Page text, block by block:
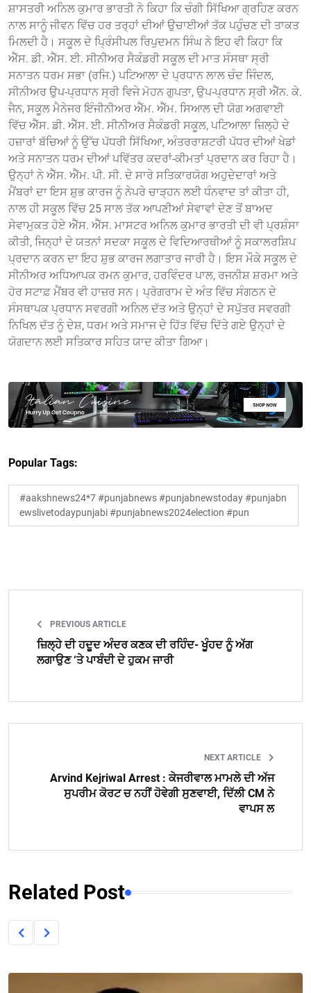
ਸ਼ਾਸਤਰੀ ਅਨਿਲ ਕੁਮਾਰ ਭਾਰਤੀ ਨੇ ਕਿਹਾ ਕਿ ਚੰਗੀ ਸਿੱਖਿਆ ਗ੍ਰਹਿਣ ਕਰਨ
ਨਾਲ ਸਾਨੂੰ ਜੀਵਨ ਵਿੱਚ ਹਰ ਤਰ੍ਹਾਂ ਦੀਆਂ ਉਚਾਈਆਂ ਤੱਕ ਪਹੁੰਚਣ ਦੀ ਤਾਕਤ
ਮਿਲਦੀ ਹੈ। ਸਕੂਲ ਦੇ ਪ੍ਰਿੰਸੀਪਲ ਰਿਪੁਦਮਨ ਸਿੰਘ ਨੇ ਇਹ ਵੀ ਕਿਹਾ ਕਿ
ਐੱਸ. ਡੀ. ਐੱਸ. ਈ. ਸੀਨੀਅਰ ਸੈਕੰਡਰੀ ਸਕੂਲ ਦੀ ਮਾਤ ਸੰਸਥਾ ਸ੍ਰੀ
ਸਨਾਤਨ ਧਰਮ ਸਭਾ (ਰਜਿ.) ਪਟਿਆਲਾ ਦੇ ਪ੍ਰਧਾਨ ਲਾਲ ਚੰਦ ਜਿੰਦਲ,
ਸੀਨੀਅਰ ਉਪ-ਪ੍ਰਧਾਨ ਸ੍ਰੀ ਵਿਜੇ ਮੋਹਨ ਗੁਪਤਾ, ਉਪ-ਪ੍ਰਧਾਨ ਸ੍ਰੀ ਐੱਨ. ਕੇ.
ਜੈਨ, ਸਕੂਲ ਮੈਨੇਜਰ ਇੰਜੀਨੀਅਰ ਐੱਮ. ਐੱਮ. ਸਿਆਲ ਦੀ ਯੋਗ ਅਗਵਾਈ
ਵਿੱਚ ਐੱਸ. ਡੀ. ਐੱਸ. ਈ. ਸੀਨੀਅਰ ਸੈਕੰਡਰੀ ਸਕੂਲ, ਪਟਿਆਲਾ ਜ਼ਿਲ੍ਹੇ ਦੇ
ਹਜ਼ਾਰਾਂ ਬੱਚਿਆਂ ਨੂੰ ਉੱਚ ਪੱਧਰੀ ਸਿੱਖਿਆ, ਅੰਤਰਰਾਸ਼ਟਰੀ ਪੱਧਰ ਦੀਆਂ ਖੇਡਾਂ
ਅਤੇ ਸਨਾਤਨ ਧਰਮ ਦੀਆਂ ਪਵਿੱਤਰ ਕਦਰਾਂ-ਕੀਮਤਾਂ ਪ੍ਰਦਾਨ ਕਰ ਰਿਹਾ ਹੈ।
ਉਨ੍ਹਾਂ ਨੇ ਐੱਸ. ਐੱਮ. ਪੀ. ਸੀ. ਦੇ ਸਾਰੇ ਸਤਿਕਾਰਯੋਗ ਅਹੁਦੇਦਾਰਾਂ ਅਤੇ
ਮੈਂਬਰਾਂ ਦਾ ਇਸ ਸ਼ੁਭ ਕਾਰਜ ਨੂੰ ਨੇਪਰੇ ਚਾੜ੍ਹਨ ਲਈ ਧੰਨਵਾਦ ਤਾਂ ਕੀਤਾ ਹੀ,
ਨਾਲ ਹੀ ਸਕੂਲ ਵਿੱਚ 25 ਸਾਲ ਤੱਕ ਆਪਣੀਆਂ ਸੇਵਾਵਾਂ ਦੇਣ ਤੋਂ ਬਾਅਦ
ਸੇਵਾਮੁਕਤ ਹੋਏ ਐੱਸ. ਐੱਸ. ਮਾਸਟਰ ਅਨਿਲ ਕੁਮਾਰ ਭਾਰਤੀ ਦੀ ਵੀ ਪ੍ਰਸ਼ੰਸਾ
ਕੀਤੀ, ਜਿਨ੍ਹਾਂ ਦੇ ਯਤਨਾਂ ਸਦਕਾ ਸਕੂਲ ਦੇ ਵਿਦਿਆਰਥੀਆਂ ਨੂੰ ਸਕਾਲਰਸ਼ਿਪ
ਪ੍ਰਦਾਨ ਕਰਨ ਦਾ ਇਹ ਸ਼ੁਭ ਕਾਰਜ ਲਗਾਤਾਰ ਜਾਰੀ ਹੈ। ਇਸ ਮੌਕੇ ਸਕੂਲ ਦੇ
ਸੀਨੀਅਰ ਅਧਿਆਪਕ ਰਮਨ ਕੁਮਾਰ, ਹਰਵਿੰਦਰ ਪਾਲ, ਰਜਨੀਸ਼ ਸ਼ਰਮਾ ਅਤੇ
ਹੋਰ ਸਟਾਫ਼ ਮੈਂਬਰ ਵੀ ਹਾਜ਼ਰ ਸਨ। ਪ੍ਰੋਗਰਾਮ ਦੇ ਅੰਤ ਵਿੱਚ ਸੰਗਠਨ ਦੇ
ਸੰਸਥਾਪਕ ਪ੍ਰਧਾਨ ਸਵਰਗੀ ਅਨਿਲ ਦੱਤ ਅਤੇ ਉਨ੍ਹਾਂ ਦੇ ਸਪੁੱਤਰ ਸਵਰਗੀ
ਨਿਖਿਲ ਦੱਤ ਨੂੰ ਦੇਸ਼, ਧਰਮ ਅਤੇ ਸਮਾਜ ਦੇ ਹਿੱਤ ਵਿੱਚ ਦਿੱਤੇ ਗਏ ਉਨ੍ਹਾਂ ਦੇ
ਯੋਗਦਾਨ ਲਈ ਸਤਿਕਾਰ ਸਹਿਤ ਯਾਦ ਕੀਤਾ ਗਿਆ।
Popular Tags:
#aakshnews24*7 #punjabnews #punjabnewstoday #punjabn
ewslivetodaypunjabi #punjabnews2024election #pun
PREVIOUS ARTICLE
ਜ਼ਿਲ੍ਹੇ ਦੀ ਹਦੂਦ ਅੰਦਰ ਕਣਕ ਦੀ ਰਹਿੰਦ- ਖੂੰਹਦ ਨੂੰ ਅੱਗ
ਲਗਾਉਣ ‘ਤੇ ਪਾਬੰਦੀ ਦੇ ਹੁਕਮ ਜਾਰੀ
NEXT ARTICLE
Arvind Kejriwal Arrest : ਕੇਜਰੀਵਾਲ ਮਾਮਲੇ ਦੀ ਅੱਜ
ਸੁਪਰੀਮ ਕੋਰਟ ਚ ਨਹੀਂ ਹੋਵੇਗੀ ਸੁਣਵਾਈ, ਦਿੱਲੀ CM ਨੇ
ਵਾਪਸ ਲ
Related Post